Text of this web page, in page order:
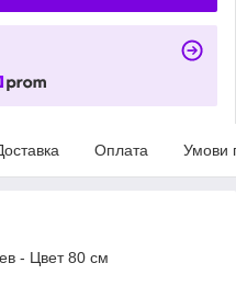
Оплата Умови
- Цвет 80 см